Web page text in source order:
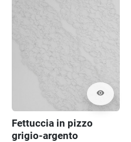
visibility
Fettuccia in pizzo
grigio-argento